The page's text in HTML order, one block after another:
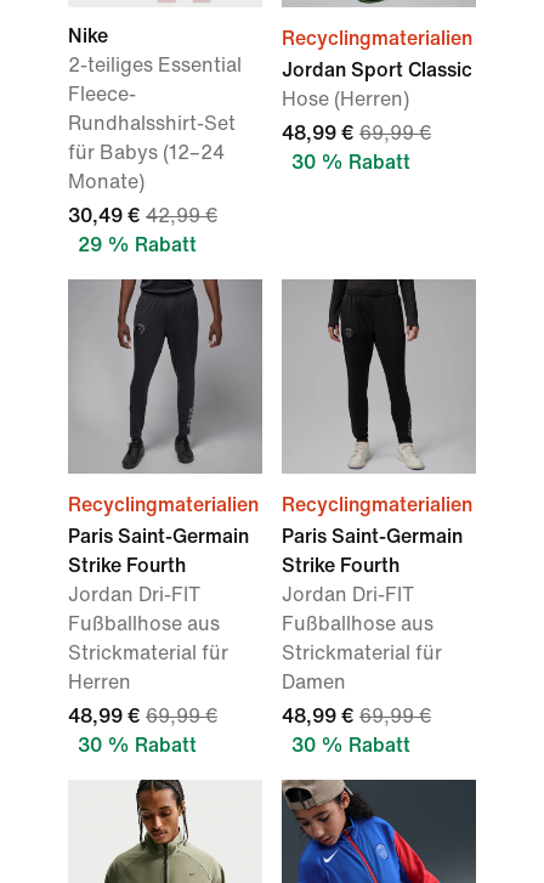
Nike
2-teiliges Essential
Fleece-
Rundhalsshirt-Set
für Babys (12–24
Monate)
30,49 € 42,99 €
29 % Rabatt
Recyclingmaterialien
Jordan Sport Classic
Hose (Herren)
48,99 € 69,99 €
30 % Rabatt
Recyclingmaterialien
Paris Saint-Germain
Strike Fourth
Jordan Dri-FIT
Fußballhose aus
Strickmaterial für
Herren
48,99 € 69,99 €
30 % Rabatt
Recyclingmaterialien
Paris Saint-Germain
Strike Fourth
Jordan Dri-FIT
Fußballhose aus
Strickmaterial für
Damen
48,99 € 69,99 €
30 % Rabatt